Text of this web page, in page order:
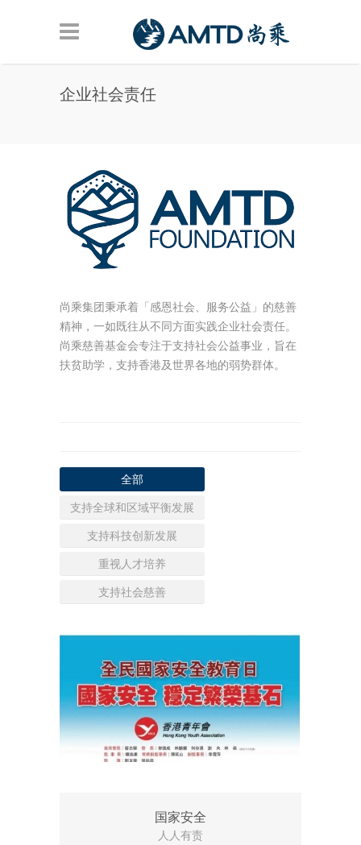
企业社会责任
尚乘集团秉承着「感恩社会、服务公益」的慈善
精神，一如既往从不同方面实践企业社会责任。
尚乘慈善基金会专注于支持社会公益事业，旨在
扶贫助学，支持香港及世界各地的弱势群体。
全部
支持全球和区域平衡发展
支持科技创新发展
重视人才培养
支持社会慈善
国家安全
人人有责